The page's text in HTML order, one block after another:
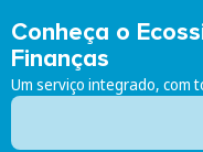
Conheça o
Finanças
Um serviço integrado, com
Doutor Finanças, Lda